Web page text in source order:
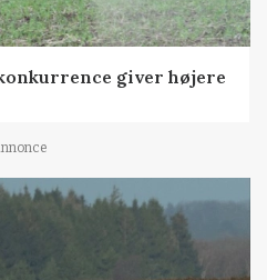
giver højere